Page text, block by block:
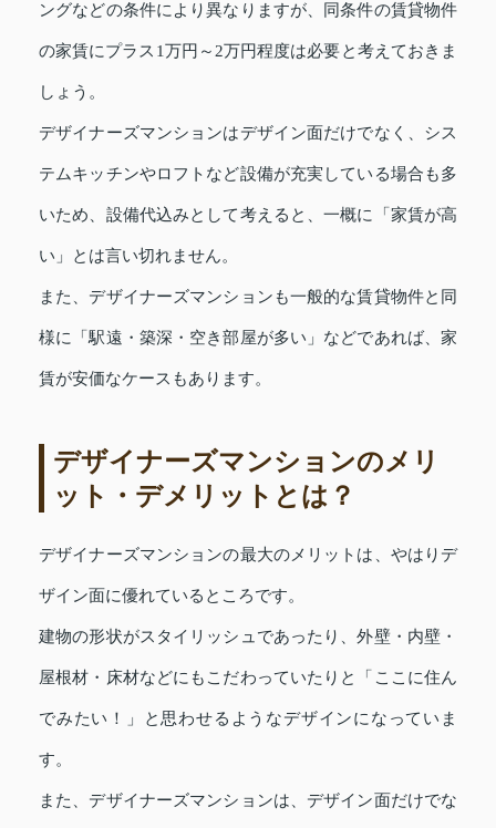
ングなどの条件により異なりますが、同条件の賃貸物件
の家賃にプラス1万円～2万円程度は必要と考えておきま
しょう。
デザイナーズマンションはデザイン面だけでなく、シス
テムキッチンやロフトなど設備が充実している場合も多
いため、設備代込みとして考えると、一概に「家賃が高
い」とは言い切れません。
また、デザイナーズマンションも一般的な賃貸物件と同
様に「駅遠・築深・空き部屋が多い」などであれば、家
賃が安価なケースもあります。
デザイナーズマンションのメリ
ット・デメリットとは？
デザイナーズマンションの最大のメリットは、やはりデ
ザイン面に優れているところです。
建物の形状がスタイリッシュであったり、外壁・内壁・
屋根材・床材などにもこだわっていたりと「ここに住ん
でみたい！」と思わせるようなデザインになっていま
す。
また、デザイナーズマンションは、デザイン面だけでな